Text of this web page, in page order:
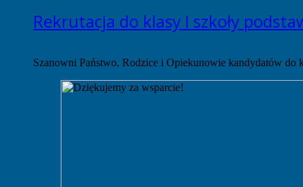
Rekrutacja do klasy I szkoły
Szanowni Państwo, Rodzice i Opiekunowie kandydatów do